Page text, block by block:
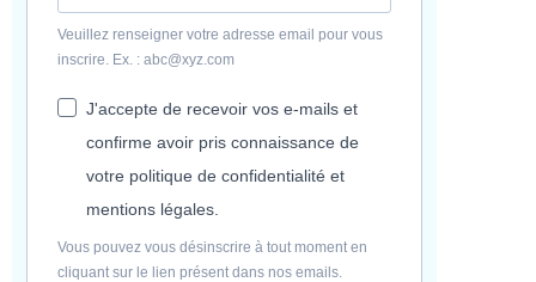
Veuillez renseigner votre adresse email pour vous
inscrire. Ex. : abc@xyz.com
J'accepte de recevoir vos e-mails et
confirme avoir pris connaissance de
votre politique de confidentialité et
mentions légales.
Vous pouvez vous désinscrire à tout moment en
cliquant sur le lien présent dans nos emails.